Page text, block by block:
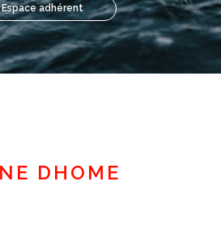
Espace adhérent
DHOME